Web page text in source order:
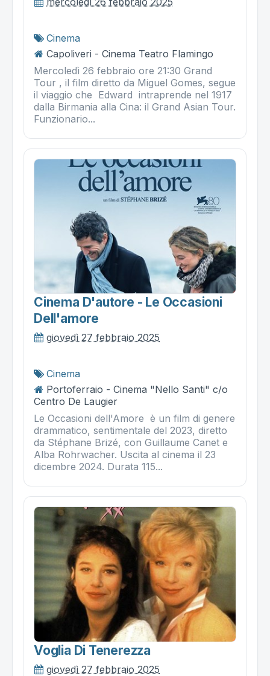
Cinema
Capoliveri - Cinema Teatro Flamingo
Mercoledì 26 febbraio ore 21:30 Grand
Tour , il film diretto da Miguel Gomes, segue
il viaggio che Edward intraprende nel 1917
dalla Birmania alla Cina: il Grand Asian Tour.
Funzionario...
Cinema D'autore - Le Occasioni
Dell'amore
giovedì 27 febbraio 2025
Cinema
Portoferraio - Cinema "Nello Santi" c/o
Centro De Laugier
Le Occasioni dell'Amore è un film di genere
drammatico, sentimentale del 2023, diretto
da Stéphane Brizé, con Guillaume Canet e
Alba Rohrwacher. Uscita al cinema il 23
dicembre 2024. Durata 115...
Voglia Di Tenerezza
giovedì 27 febbraio 2025